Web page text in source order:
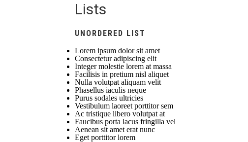
Lists
UNORDERED LIST
Lorem ipsum dolor sit amet
Consectetur adipiscing elit
Integer molestie lorem at massa
Facilisis in pretium nisl aliquet
Nulla volutpat aliquam velit
Phasellus iaculis neque
Purus sodales ultricies
Vestibulum laoreet porttitor sem
Ac tristique libero volutpat at
Faucibus porta lacus fringilla vel
Aenean sit amet erat nunc
Eget porttitor lorem